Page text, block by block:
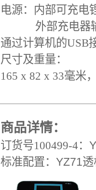
电源：内部可充电
外部充电器输入
通过计算机的USB
尺寸及重量：
165 x 82 x 33毫米
商品详情：
订货号100499-4：
标准配置：YZ71